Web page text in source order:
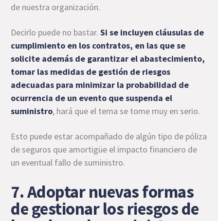
de nuestra organización.
Decirlo puede no bastar.Si se incluyen cláusulas de
cumplimiento en los contratos, en las que se
solicite además de garantizar el abastecimiento,
tomar las medidas de gestión de riesgos
adecuadas para minimizar la probabilidad de
ocurrencia de un evento que suspenda el
suministro, hará que el tema se tome muy en serio.
Esto puede estar acompañado de algún tipo de póliza
de seguros que amortigüe el impacto financiero de
un eventual fallo de suministro.
7. Adoptar nuevas formas
de gestionar los riesgos de